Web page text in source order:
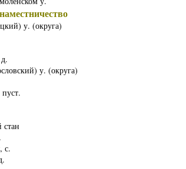
у. (округа)
у. (округа)
с.